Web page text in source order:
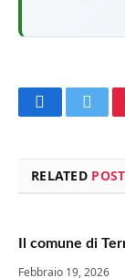
Facebook
RELATED
Il comune di
Febbraio 19, 2026